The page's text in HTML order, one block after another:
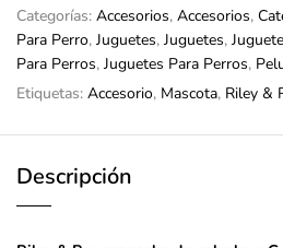
Categorías: Accesorios, Accesorios,
Para Perro, Juguetes, Juguetes,
Para Perros, Juguetes Para Perros,
Etiquetas: Accesorio, Mascota, Riley &
Descripción